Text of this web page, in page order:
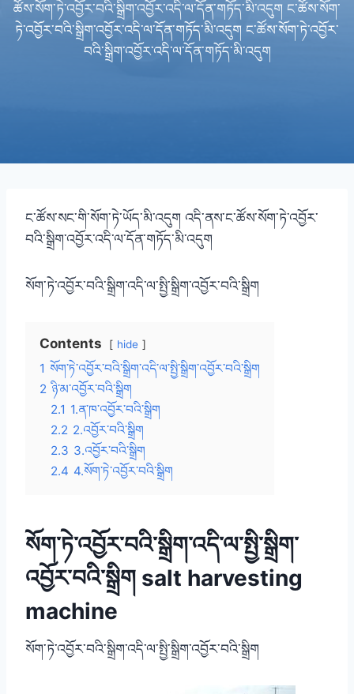
ཚོས་སོག་ཏེ་འབྱོར་བའི་སྒྲིག་འབྱོར་འདི་ལ་དོན་གཏོད་མི་འདུག ང་ཚོས་སོག་
ཏེ་འབྱོར་བའི་སྒྲིག་འབྱོར་འདི་ལ་དོན་གཏོད་མི་འདུག ང་ཚོས་སོག་ཏེ་འབྱོར་
བའི་སྒྲིག་འབྱོར་འདི་ལ་དོན་གཏོད་མི་འདུག
ང་ཚོས་སང་གི་སོག་ཏེ་ཡོད་མི་འདུག འདི་ནས་ང་ཚོས་སོག་ཏེ་འབྱོར་
བའི་སྒྲིག་འབྱོར་འདི་ལ་དོན་གཏོད་མི་འདུག
སོག་ཏེ་འབྱོར་བའི་སྒྲིག་འདི་ལ་སྤྱི་སྒྲིག་འབྱོར་བའི་སྒྲིག
Contents hide
1 སོག་ཏེ་འབྱོར་བའི་སྒྲིག་འདི་ལ་སྤྱི་སྒྲིག་འབྱོར་བའི་སྒྲིག
2 ཉི་མ་འབྱོར་བའི་སྒྲིག
2.1 1.ན་ཁ་འབྱོར་བའི་སྒྲིག
2.2 2.འབྱོར་བའི་སྒྲིག
2.3 3.འབྱོར་བའི་སྒྲིག
2.4 4.སོག་ཏེ་འབྱོར་བའི་སྒྲིག
སོག་ཏེ་འབྱོར་བའི་སྒྲིག་འདི་ལ་སྤྱི་སྒྲིག་
འབྱོར་བའི་སྒྲིག salt harvesting
machine
སོག་ཏེ་འབྱོར་བའི་སྒྲིག་འདི་ལ་སྤྱི་སྒྲིག་འབྱོར་བའི་སྒྲིག